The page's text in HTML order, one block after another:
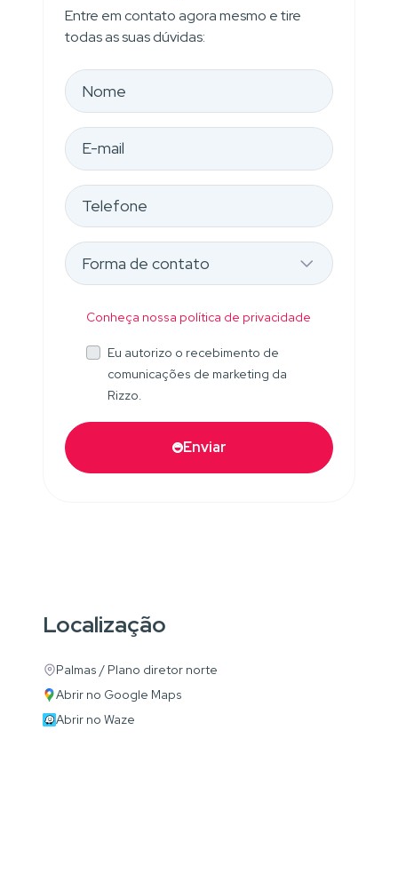
Entre em contato agora mesmo e tire
todas as suas dúvidas:
Conheça nossa política de privacidade
Eu autorizo o recebimento de
comunicações de marketing da
Rizzo.
Enviar
Localização
Palmas / Plano diretor norte
Abrir no Google Maps
Abrir no Waze